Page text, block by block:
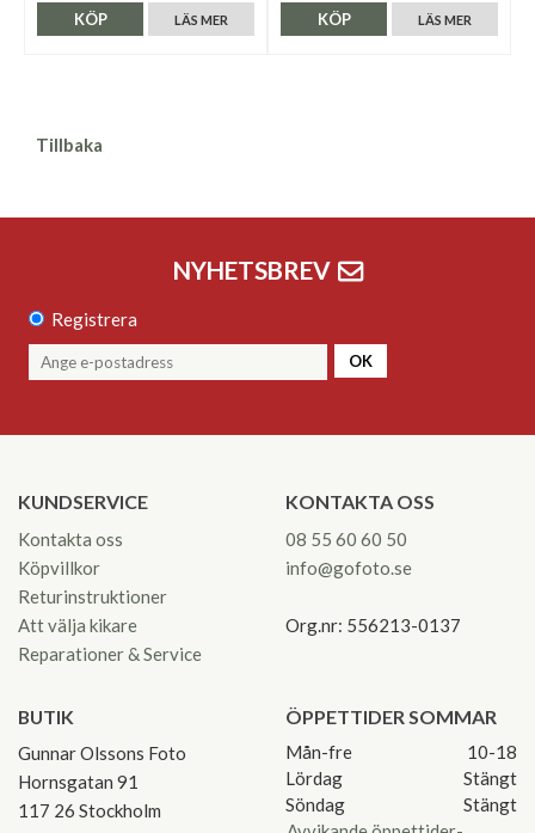
LÄS MER
KÖP LÄS MER
KÖP
Tillbaka
NYHETSBREV
Registrera
OK
KUNDSERVICE
Kontakta oss
Köpvillkor
Returinstruktioner
Att välja kikare
Reparationer & Service
KONTAKTA OSS
08 55 60 60 50
info@gofoto.se
Org.nr: 556213-0137
BUTIK
Gunnar Olssons Foto
Hornsgatan 91
117 26 Stockholm
ÖPPETTIDER SOMMAR
Mån-fre
10-18
Lördag
Stängt
Söndag
Stängt